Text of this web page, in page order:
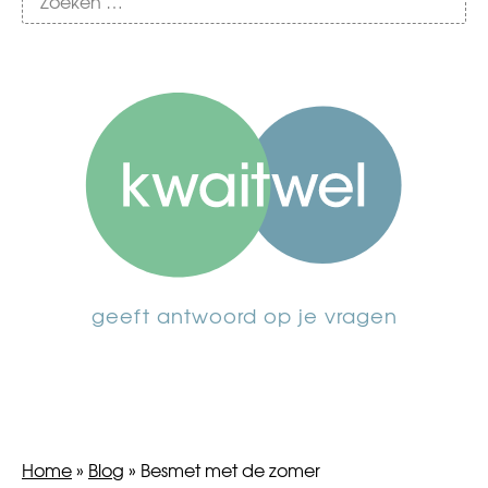
geeft antwoord op je vragen
Home» Blog » Besmet met de zomer